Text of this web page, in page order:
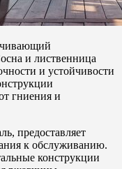
и лиственница
и устойчивости
гниения и
предоставляет
к обслуживанию.
конструкции